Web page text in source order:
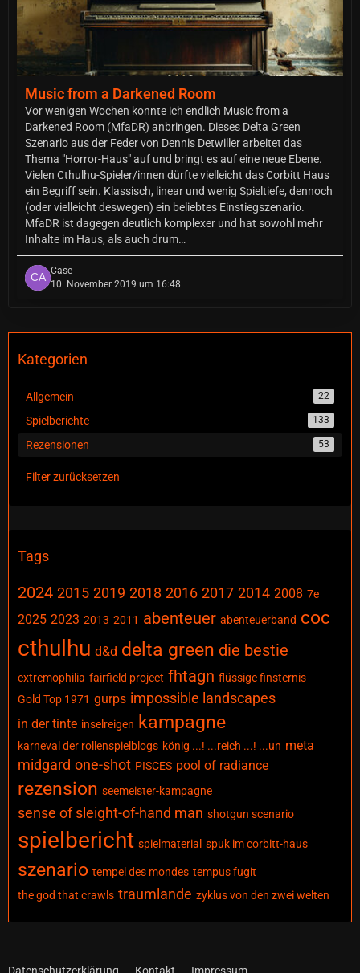
Music from a Darkened Room
Vor wenigen Wochen konnte ich endlich Music from a
Darkened Room (MfaDR) anbringen. Dieses Delta Green
Szenario aus der Feder von Dennis Detwiller arbeitet das
Thema "Horror-Haus" auf und bringt es auf eine neue Ebene.
Vielen Cthulhu-Spieler/innen dürfte vielleicht das Corbitt Haus
ein Begriff sein. Klassisch, linear und wenig Spieltiefe, dennoch
(oder vielleicht deswegen) ein beliebtes Einstiegszenario.
MfaDR ist dagegen deutlich komplexer und hat sowohl mehr
Inhalte im Haus, als auch drum…
Case
10. November 2019 um 16:48
Kategorien
Allgemein 22
Spielberichte 133
Rezensionen 53
Filter zurücksetzen
Tags
2024 2015 2019 2018 2016 2017 2014 2008 7e
2025 2023 2013 2011 abenteuer abenteuerband coc
cthulhu d&d delta green die bestie
extremophilia fairfield project fhtagn flüssige finsternis
Gold Top 1971 gurps impossible landscapes
in der tinte inselreigen kampagne
karneval der rollenspielblogs könig ...! ...reich ...! ...un meta
midgard one-shot PISCES pool of radiance
rezension seemeister-kampagne
sense of sleight-of-hand man shotgun scenario
spielbericht spielmaterial spuk im corbitt-haus
szenario tempel des mondes tempus fugit
the god that crawls traumlande zyklus von den zwei welten